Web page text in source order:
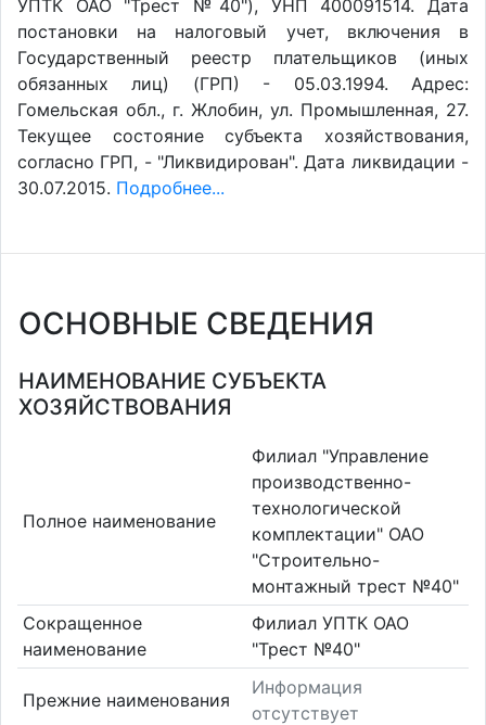
УПТК ОАО "Трест №40"), УНП 400091514. Дата
постановки на налоговый учет, включения в
Государственный реестр плательщиков (иных
обязанных лиц) (ГРП) - 05.03.1994. Адрес:
Гомельская обл., г. Жлобин, ул. Промышленная, 27.
Текущее состояние субъекта хозяйствования,
согласно ГРП, - "Ликвидирован". Дата ликвидации -
30.07.2015. Подробнее...
ОСНОВНЫЕ СВЕДЕНИЯ
НАИМЕНОВАНИЕ СУБЪЕКТА
ХОЗЯЙСТВОВАНИЯ
Полное наименование
Филиал "Управление
производственно-
технологической
комплектации" ОАО
"Строительно-
монтажный трест №40"
Сокращенное
наименование
Филиал УПТК ОАО
"Трест №40"
Прежние наименования
Информация
отсутствует